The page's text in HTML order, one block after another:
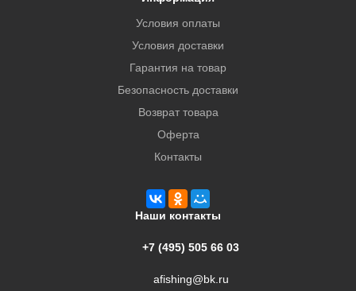
Условия оплаты
Условия доставки
Гарантия на товар
Безопасность доставки
Возврат товара
Оферта
Контакты
Наши контакты
+7 (495) 505 66 03
afishing@bk.ru